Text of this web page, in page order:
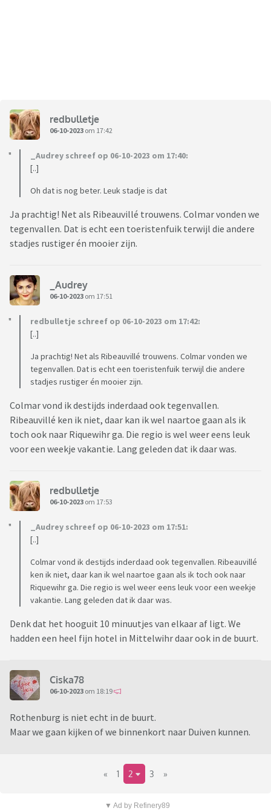
redbulletje
06-10-2023 om 17:42
_Audrey schreef op 06-10-2023 om 17:40:
[..]
Oh dat is nog beter. Leuk stadje is dat
Ja prachtig! Net als Ribeauvillé trouwens. Colmar vonden we
tegenvallen. Dat is echt een toeristenfuik terwijl die andere
stadjes rustiger én mooier zijn.
_Audrey
06-10-2023 om 17:51
redbulletje schreef op 06-10-2023 om 17:42:
[..]
Ja prachtig! Net als Ribeauvillé trouwens. Colmar vonden we
tegenvallen. Dat is echt een toeristenfuik terwijl die andere
stadjes rustiger én mooier zijn.
Colmar vond ik destijds inderdaad ook tegenvallen.
Ribeauvillé ken ik niet, daar kan ik wel naartoe gaan als ik
toch ook naar Riquewihr ga. Die regio is wel weer eens leuk
voor een weekje vakantie. Lang geleden dat ik daar was.
redbulletje
06-10-2023 om 17:53
_Audrey schreef op 06-10-2023 om 17:51:
[..]
Colmar vond ik destijds inderdaad ook tegenvallen. Ribeauvillé
ken ik niet, daar kan ik wel naartoe gaan als ik toch ook naar
Riquewihr ga. Die regio is wel weer eens leuk voor een weekje
vakantie. Lang geleden dat ik daar was.
Denk dat het hooguit 10 minuutjes van elkaar af ligt. We
hadden een heel fijn hotel in Mittelwihr daar ook in de buurt.
Ciska78
06-10-2023 om 18:19
Rothenburg is niet echt in de buurt.
Maar we gaan kijken of we binnenkort naar Duiven kunnen.
« 1 2 3 »
▼ Ad by Refinery89